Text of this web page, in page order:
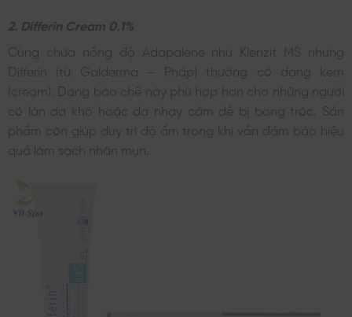
2. Differin Cream 0.1%
Cùng chứa nồng độ Adapalene như Klenzit MS nhưng
Differin (từ Galderma – Pháp) thường có dạng kem
(cream). Dạng bào chế này phù hợp hơn cho những người
có làn da khô hoặc da nhạy cảm dễ bị bong tróc. Sản
phẩm còn giúp duy trì độ ẩm trong khi vẫn đảm bảo hiệu
quả làm sạch nhân mụn.